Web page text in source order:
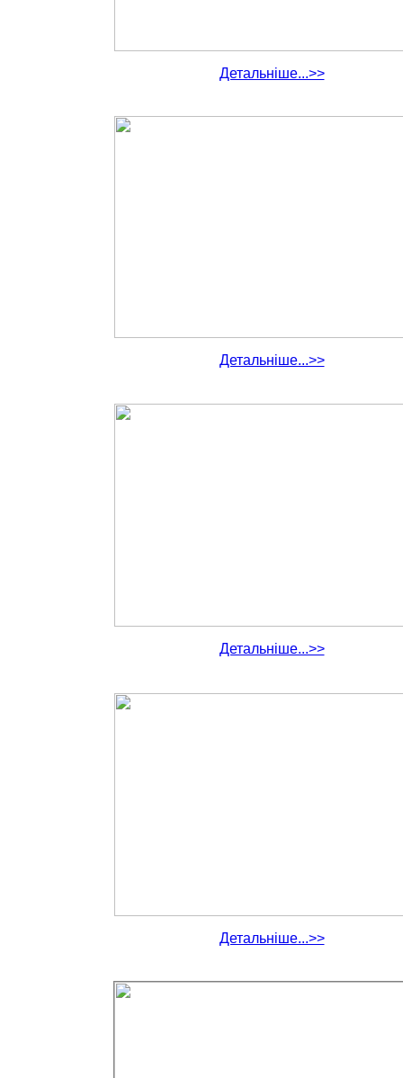
Детальніше...>>
Детальніше...>>
Детальніше...>>
Детальніше...>>